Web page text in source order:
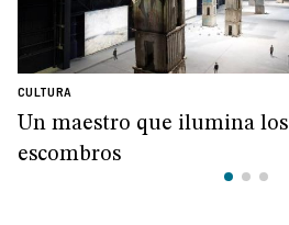
CULTURA
Un maestro que ilumina los
escombros